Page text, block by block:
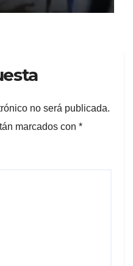
no será publicada.
marcados con *